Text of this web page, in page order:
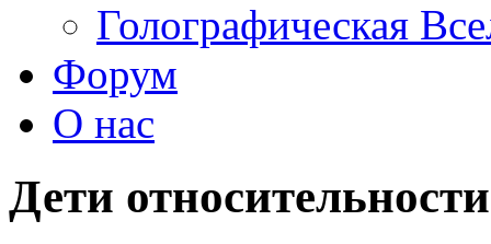
Голографическая
Форум
О нас
Дети относительности